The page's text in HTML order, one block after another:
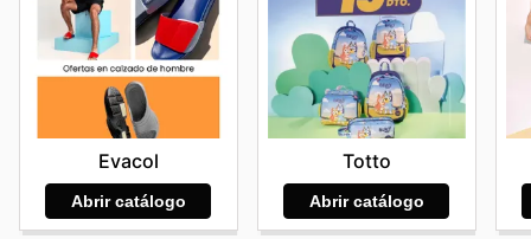
Evacol
Abrir catálogo
Totto
Abrir catálogo